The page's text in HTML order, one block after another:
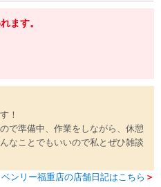
ます。
！
で準備中、作業をしながら、休憩
なことでもいいので私とぜひ雑談
ベンリー福重店の店舗日記はこちら ＞